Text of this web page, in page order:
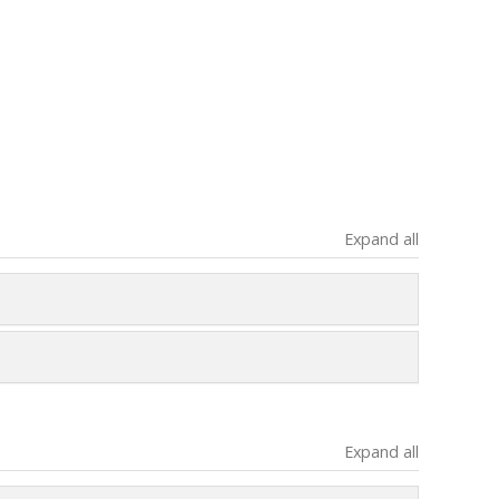
Expand all
Expand all